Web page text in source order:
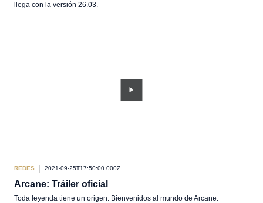
llega con la versión 26.03.
REDES 2021-09-25T17:50:00.000Z
Arcane: Tráiler oficial
Toda leyenda tiene un origen. Bienvenidos al mundo de Arcane.